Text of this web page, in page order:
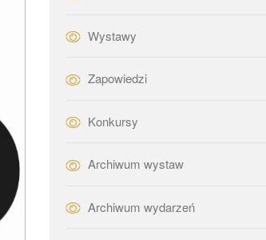
Wystawy
Zapowiedzi
Konkursy
Archiwum wystaw
Archiwum wydarzeń